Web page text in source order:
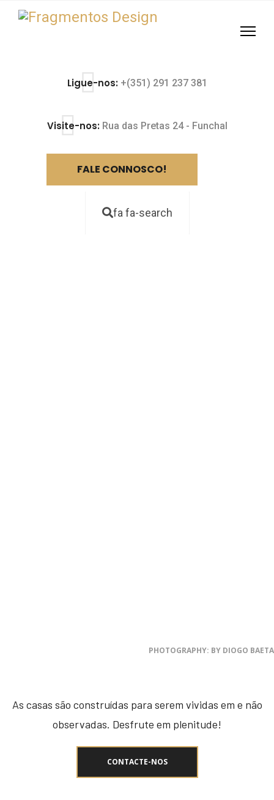
Ligue-nos: +(351) 291 237 381
Visite-nos: Rua das Pretas 24 - Funchal
FALE CONNOSCO!
fa fa-search
PHOTOGRAPHY: BY DIOGO BAETA
As casas são construídas para serem vividas em e não
observadas. Desfrute em plenitude!
CONTACTE-NOS